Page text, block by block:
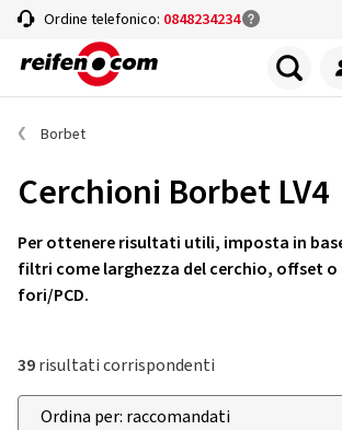
Ordine telefonico: 0848234234
Borbet
Cerchioni Borbet LV4
Per ottenere risultati utili, imposta in
filtri come larghezza del cerchio, offset o
fori/PCD.
39risultati corrispondenti